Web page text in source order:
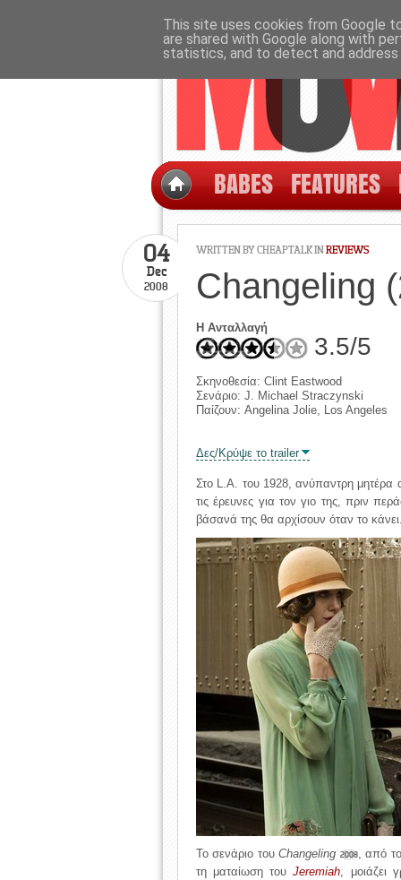
BABES FEATURES
WRITTEN BY CHEAPTALK INREVIEWS
04
Dec
2008 Changeling
Η Ανταλλαγή
3.5/5
Σκηνοθεσία: Clint Eastwood
Σενάριο: J. Michael Straczynski
Παίζουν: Angelina Jolie, Los Angeles
Δες/Κρύψε το trailer
Στο L.A. του 1928, ανύπαντρη μητέρα
τις έρευνες για τον γιο της, πριν
βάσανά της θα αρχίσουν όταν το κάνει.
Το σενάριο του Changeling 2008, από
τη ματαίωση τουJeremiah, μοιάζει
This site uses cookies from Google
are shared with Google along with
statistics, and to detect and address